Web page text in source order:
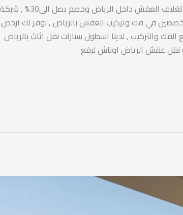
شركة نقل اثاث بالرياض لخدمات نقل وتغليف العفش داخل الرياض وخصم يصل الى30% , شركة
في فك وتركيب العفش بالرياض , نوفر لك ارخص
والتركيب , لدينا اسطول سيارات نقل اثاث بالرياض
نقل عفش الرياض اوناش لرفع